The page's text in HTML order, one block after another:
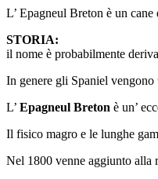
L’ Epagneul Breton è un
STORIA:
il nome è probabilmente
In genere gli Spaniel vengono
L’ Epagneul Breton è un’
Il fisico magro e le lunghe
Nel 1800 venne aggiunto alla